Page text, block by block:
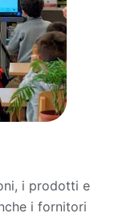
i prodotti e
i fornitori